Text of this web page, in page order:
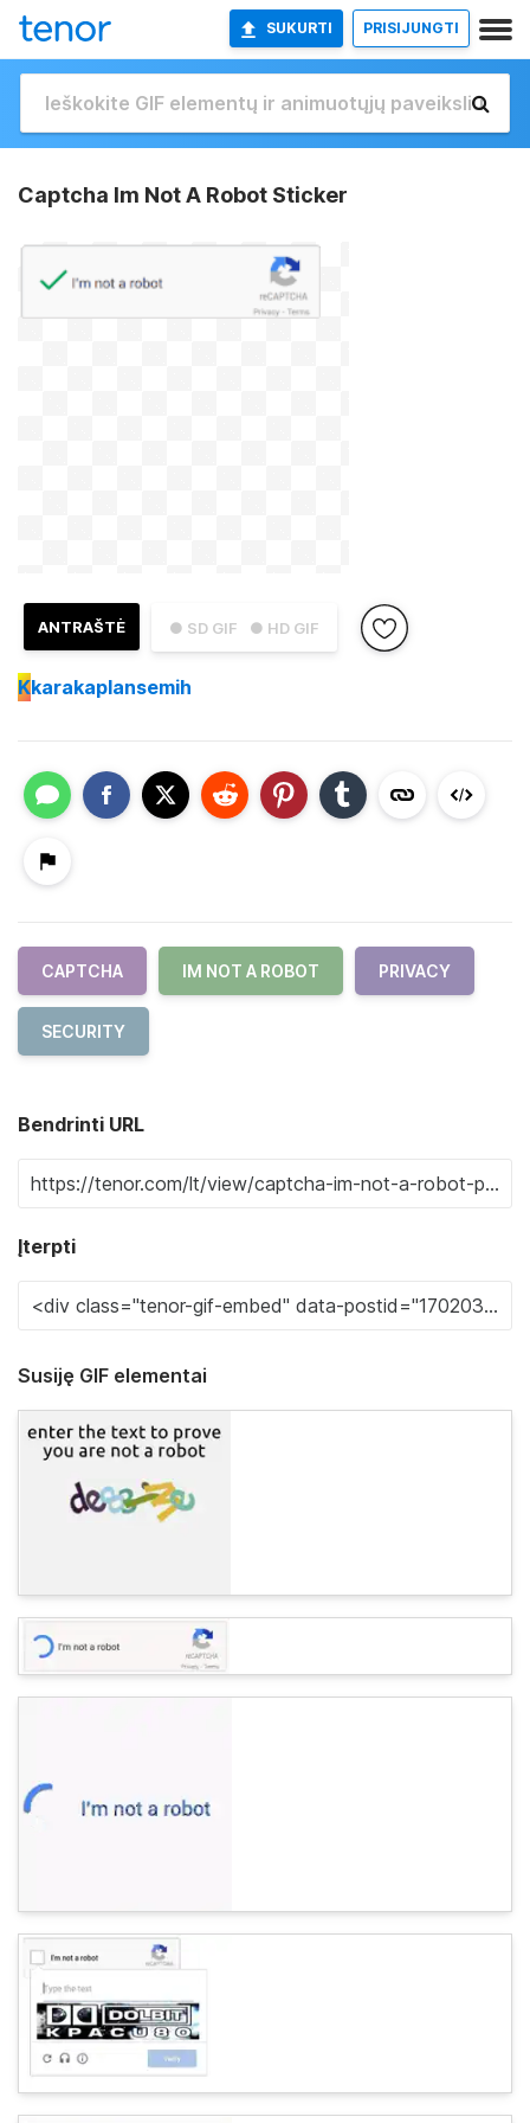
SUKURTI PRISIJUNGTI
Captcha Im Not A Robot Sticker
● SD GIF ● HD GIF
ANTRAŠTĖ
Kkarakaplansemih
CAPTCHA IM NOT A ROBOT PRIVACY
SECURITY
Bendrinti URL
Įterpti
Susiję GIF elementai